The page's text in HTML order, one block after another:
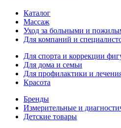
Каталог
Массаж
Уход за больными и
Для компаний и
Для спорта и коррекции
Для дома и семьи
Для профилактики и
Красота
Бренды
Измерительные и
Детские товары